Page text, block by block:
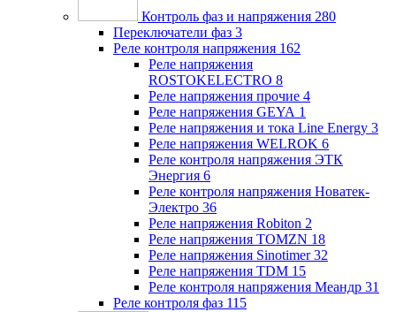
Контроль фаз и напряжения 280
Переключатели фаз 3
Реле контроля напряжения 162
Реле напряжения
ROSTOKELECTRO 8
Реле напряжения прочие 4
Реле напряжения GEYA 1
Реле напряжения и тока Line Energy 3
Реле напряжения WELROK 6
Реле контроля напряжения ЭТК
Энергия 6
Реле контроля напряжения Новатек-
Электро 36
Реле напряжения Robiton 2
Реле напряжения TOMZN 18
Реле напряжения Sinotimer 32
Реле напряжения TDM 15
Реле контроля напряжения Меандр 31
Реле контроля фаз 115